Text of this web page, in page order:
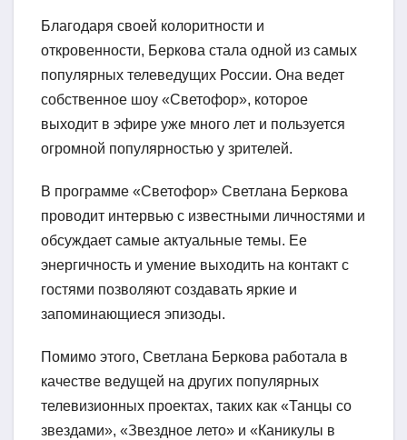
Благодаря своей колоритности и
откровенности, Беркова стала одной из самых
популярных телеведущих России. Она ведет
собственное шоу «Светофор», которое
выходит в эфире уже много лет и пользуется
огромной популярностью у зрителей.
В программе «Светофор» Светлана Беркова
проводит интервью с известными личностями и
обсуждает самые актуальные темы. Ее
энергичность и умение выходить на контакт с
гостями позволяют создавать яркие и
запоминающиеся эпизоды.
Помимо этого, Светлана Беркова работала в
качестве ведущей на других популярных
телевизионных проектах, таких как «Танцы со
звездами», «Звездное лето» и «Каникулы в